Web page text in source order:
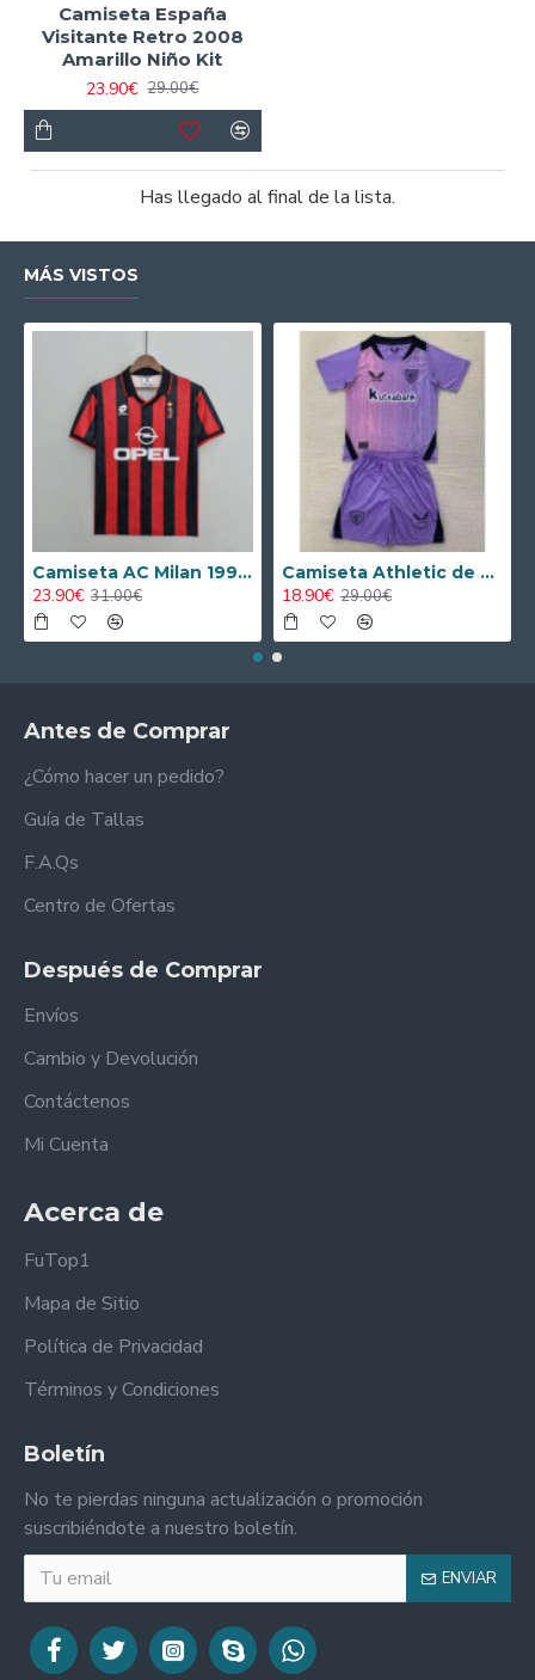
Camiseta España
Visitante Retro 2008
Amarillo Niño Kit
23.90€ 29.00€
Has llegado al final de la lista.
MÁS VISTOS
Camiseta AC Milan 1995/1996 Local Retro
23.90€ 31.00€
Camiseta Athletic de Bilbao 2024/2025 Alternativo Niño Kit
18.90€ 29.00€
Antes de Comprar
¿Cómo hacer un pedido?
Guía de Tallas
F.A.Qs
Centro de Ofertas
Después de Comprar
Envíos
Cambio y Devolución
Contáctenos
Mi Cuenta
Acerca de
FuTop1
Mapa de Sitio
Política de Privacidad
Términos y Condiciones
Boletín
No te pierdas ninguna actualización o promoción
suscribiéndote a nuestro boletín.
ENVIAR